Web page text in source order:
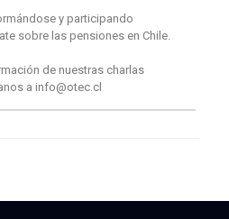
y participando
sobre las pensiones en Chile.
de nuestras charlas
a info@otec.cl